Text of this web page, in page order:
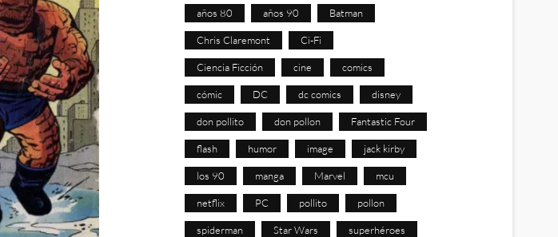
años 80 años 90 Batman
Chris Claremont Ci-Fi
Ciencia Ficción cine comics
cómic DC dc comics disney
don pollito don pollon Fantastic Four
flash humor image jack kirby
los 90 manga Marvel mcu
netflix PC pollito pollon
spiderman Star Wars superhéroes